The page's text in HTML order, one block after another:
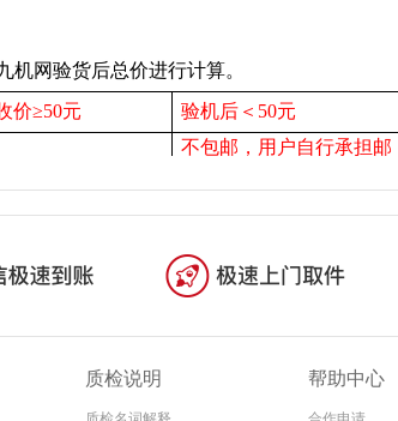
质检说明 帮助中心